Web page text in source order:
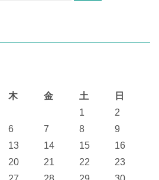
木 金 土 日
1
2
6 7 8
9
13 14 15
16
20 21 22
23